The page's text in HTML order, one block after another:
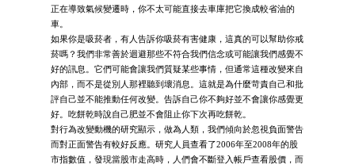
正在導致氣候變遷時，你不太可能直接去車庫把它換成較省油的
車。
如果你是吸菸者，有人告訴你吸菸有害健康，這真的可以幫助你戒
菸嗎？我們非常善於迴避那些不符合我們信念或可能讓我們感覺不
好的訊息。它們可能會讓我們質疑某些事情，但通常這種改變來自
內部，而不是從別人那裡聽到壞消息。這就是為什麼苛責自己和批
評自己並不能推動任何改變。告訴自己你不夠好並不會讓你感覺更
好。吃餅乾時說自己肥並不會阻止你下次再吃餅乾。
對行為改變動機的研究顯示，做為人類，我們傾向於忽視負面警告
而對正面警告有較好反應。研究人員查看了2006年至2008年的股
市指數值，發現當股市走高時，人們會不斷登入帳戶查看股價，而